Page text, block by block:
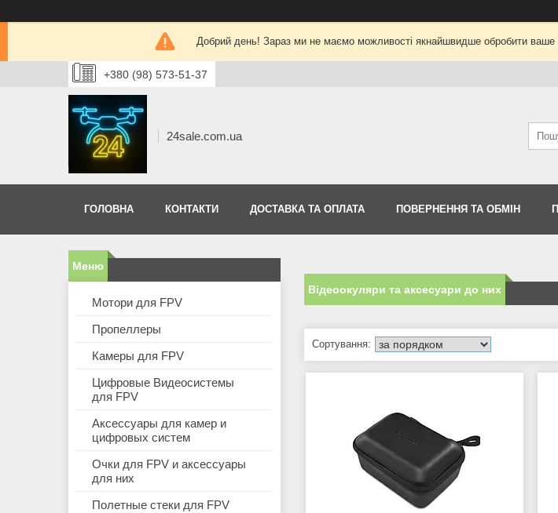
Добрий день! Зараз ми не маємо можливості якнайшвидше обробити
+380 (98) 573-51-37
24sale.com.ua
ГОЛОВНА КОНТАКТИ ДОСТАВКА ТА ОПЛАТА ПОВЕРНЕННЯ ТА ОБМІН
Відеоокуляри та аксесуари до них
Мотори для FPV
Пропеллеры
Камеры для FPV
Цифровые Видеосистемы
для FPV
Аксессуары для камер и
цифровых систем
Очки для FPV и аксессуары
для них
Полетные стеки для FPV